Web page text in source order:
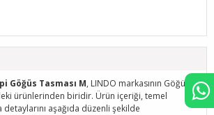
Göğüs Tasması M, LINDO markasının Göğüs
ürünlerinden biridir. Ürün içeriği, temel
aşağıda düzenli şekilde